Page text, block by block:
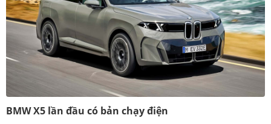
BMW X5 lần đầu có bản chạy điện